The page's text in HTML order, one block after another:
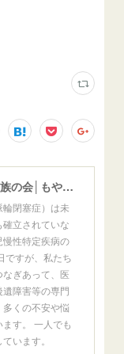
もやもや病の患者と家族の会│もやの会
輪閉塞症）は未
立されていな
性特定疾病の
ですが、私たち
ぎあって、医
障害等の専門
くの不安や悩
す。 一人でも
います。